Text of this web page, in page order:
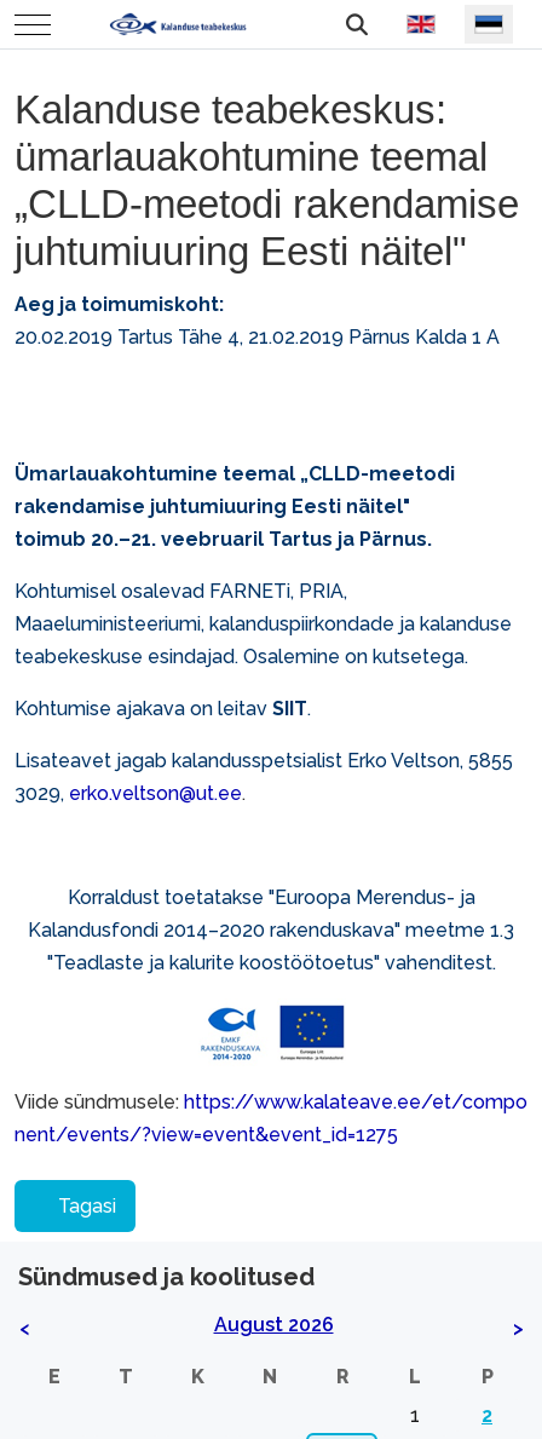
Mobile Menu Toggle Vali keel
Kalanduse teabekeskus:
ümarlauakohtumine teemal
„CLLD-meetodi rakendamise
juhtumiuuring Eesti näitel"
Aeg ja toimumiskoht:
20.02.2019 Tartus Tähe 4, 21.02.2019 Pärnus Kalda 1 A
Ümarlauakohtumine teemal „CLLD-meetodi
rakendamise juhtumiuuring Eesti näitel"
toimub 20.–21. veebruaril Tartus ja Pärnus.
Kohtumisel osalevad FARNETi, PRIA,
Maaeluministeeriumi, kalanduspiirkondade ja kalanduse
teabekeskuse esindajad. Osalemine on kutsetega.
Kohtumise ajakava on leitav SIIT.
Lisateavet jagab kalandusspetsialist Erko Veltson, 5855
3029, erko.veltson@ut.ee.
Korraldust toetatakse "Euroopa Merendus- ja
Kalandusfondi 2014–2020 rakenduskava" meetme 1.3
"Teadlaste ja kalurite koostöötoetus" vahenditest.
Viide sündmusele: https://www.kalateave.ee/et/compo
nent/events/?view=event&event_id=1275
Tagasi
Sündmused ja koolitused
< August 2026 >
E T K N R L
P
1
2